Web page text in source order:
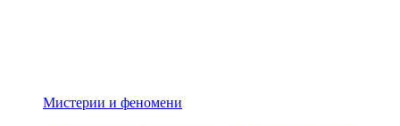
Мистерии и феномени